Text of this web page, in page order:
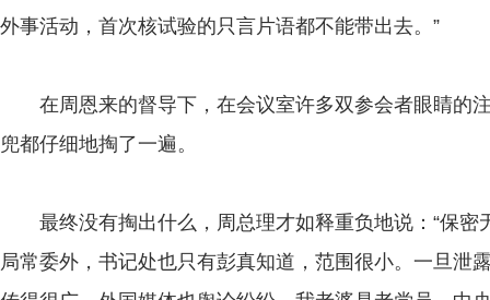
外事活动，首次核试验的只言片语都不能带出去。”
在周恩来的督导下，在会议室许多双参会者眼睛的
兜都仔细地掏了一遍。
最终没有掏出什么，周总理才如释重负地说：“保密
局常委外，书记处也只有彭真知道，范围很小。一旦泄